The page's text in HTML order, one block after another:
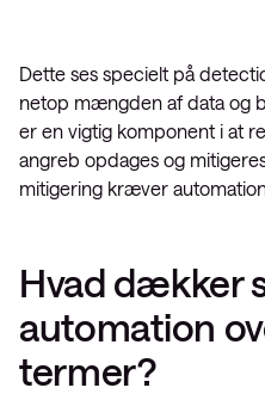
Dette ses specielt på
netop mængden af data og
er en vigtig komponent i at
angreb opdages og
mitigering kræver
Hvad dækker
automation
termer?